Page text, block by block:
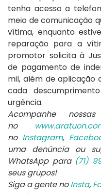
tenha acesso a
meio de comunicação
vítima, enquanto
reparação para a
promotor solicita à
de pagamento de
mil, além de aplicação
cada
urgência.
Acompanhe
no
no Instagram,
uma denúncia ou
WhatsApp para (71)
seus grupos!
Siga a gente noInsta,